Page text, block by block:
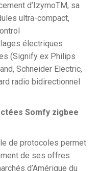
d’IzymoTM, sa
ultra-compact,
électriques
(Signify ex Philips
Schneider Electric,
radio bidirectionnel
Somfy zigbee
de protocoles permet
de ses offres
d’Amérique du